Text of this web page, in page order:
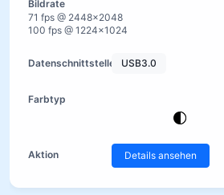
71 fps @ 2448×2048
100 fps @ 1224×1024
USB3.0
Details ansehen